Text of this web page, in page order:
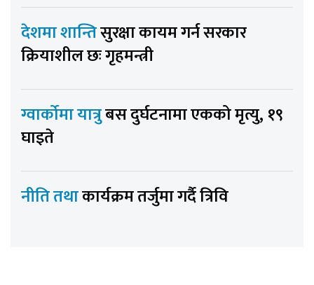
देशमा शान्तिसुरक्षा कायम गर्न सरकार
क्रियाशील छः गृहमन्त्री
ग्वार्कोमा यात्रुबस दुर्घटनामा एकको मृत्यु, १९
घाइते
नीति तथाकार्यक्रम तर्जुमा गर्दै त्रिवि